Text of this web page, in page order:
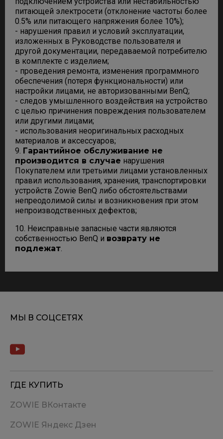
питающей электросети (отклонение частоты более
0.5% или питающего напряжения более 10%);
- нарушения правил и условий эксплуатации,
изложенных в Руководстве пользователя и
другой документации, передаваемой потребителю
в комплекте с изделием;
- проведения ремонта, изменения программного
обеспечения (потеря функциональности) или
настройки лицами, не авторизованными BenQ;
- следов умышленного воздействия на устройство
с целью причинения повреждения пользователем
или другими лицами;
- использования неоригинальных расходных
материалов и аксессуаров;
9. Гарантийное обслуживание не
производится в случае нарушения
Покупателем или третьими лицами установленных
правил использования, хранения, транспортировки
устройств Zowie BenQ либо обстоятельствами
непреодолимой силы и возникновения при этом
непроизводственных дефектов;
10. Неисправные запасные части являются
собственностью BenQ и возврату не
подлежат
МЫ В СОЦСЕТЯХ
ГДЕ КУПИТЬ
ZOWIE ВКонтакте
ZOWIE Яндекс Дзен